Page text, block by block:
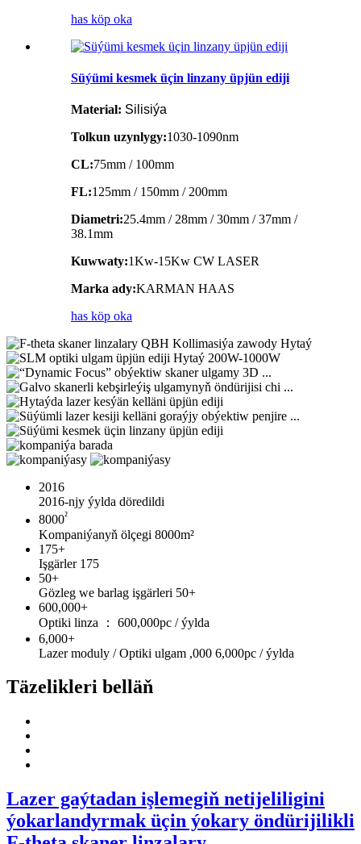
has köp oka
Süýümi kesmek üçin linzany üpjün ediji
Material: Silisiýa
Tolkun uzynlygy:1030-1090nm
CL:75mm / 100mm
FL:125mm / 150mm / 200mm
Diametri:25.4mm / 28mm / 30mm / 37mm /
38.1mm
Kuwwaty:1Kw-15Kw CW LASER
Marka ady:KARMAN HAAS
has köp oka
2016
2016-njy ýylda döredildi
8000²
Kompaniýanyň ölçegi 8000m²
175+
Işgärler 175
50+
Gözleg we barlag işgärleri 50+
600,000+
Optiki linza ： 600,000pc / ýylda
6,000+
Lazer moduly / Optiki ulgam ,000 6,000pc / ýylda
Täzelikleri belläň
Lazer gaýtadan işlemegiň netijeliligini
ýokarlandyrmak üçin ýokary öndürijilikli